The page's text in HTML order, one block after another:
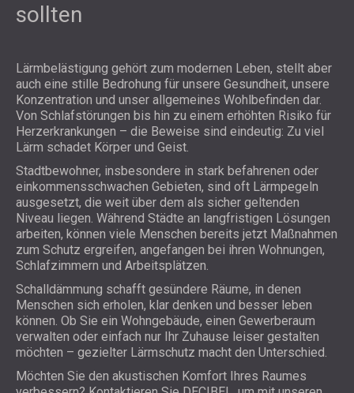
sollten
Lärmbelästigung gehört zum modernen Leben, stellt aber
auch eine stille Bedrohung für unsere Gesundheit, unsere
Konzentration und unser allgemeines Wohlbefinden dar.
Von Schlafstörungen bis hin zu einem erhöhten Risiko für
Herzerkrankungen – die Beweise sind eindeutig: Zu viel
Lärm schadet Körper und Geist.
Stadtbewohner, insbesondere in stark befahrenen oder
einkommensschwachen Gebieten, sind oft Lärmpegeln
ausgesetzt, die weit über dem als sicher geltenden
Niveau liegen. Während Städte an langfristigen Lösungen
arbeiten, können viele Menschen bereits jetzt Maßnahmen
zum Schutz ergreifen, angefangen bei ihren Wohnungen,
Schlafzimmern und Arbeitsplätzen.
Schalldämmung schafft gesündere Räume, in denen
Menschen sich erholen, klar denken und besser leben
können. Ob Sie ein Wohngebäude, einen Gewerberaum
verwalten oder einfach nur Ihr Zuhause leiser gestalten
möchten – gezielter Lärmschutz macht den Unterschied.
Möchten Sie den akustischen Komfort Ihres Raumes